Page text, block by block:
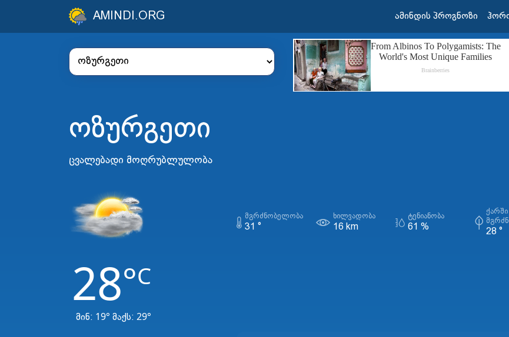
AMINDI.ORG ამინდის პროგნოზი
ოზურგეთი
ცვალებადი მოღრუბლულობა
28°C
მინ: 19° მაქს: 29°
ᲛᲒᲠᲫᲜᲝᲑᲔᲚᲝᲑᲐ
31 °
ᲮᲘᲚᲕᲐᲓᲝᲑᲐ
16 km
ᲢᲔᲜᲘᲐᲜᲝᲑᲐ
61 %
ᲥᲐᲠᲨᲘ
28 °